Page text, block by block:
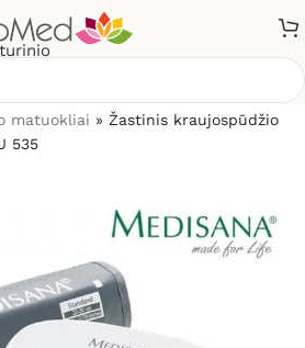
matuokliai » Žastinis kraujospūdžio
535